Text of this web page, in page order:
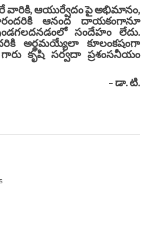
వారికి, ఆయుర్వేదం పై అభిమానం,
ఆనంద దాయకంగానూ
సందేహం లేదు.
అర్థమయ్యేలా కూలంకషంగా
కృషి సర్వదా ప్రశంసనీయం
టి.